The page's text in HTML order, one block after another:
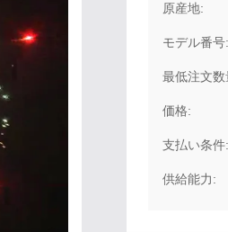
原産地:
モデル番号:
最低注文数
価格:
支払い条件:
供給能力: